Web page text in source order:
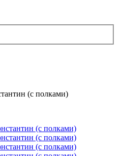
(с полками)